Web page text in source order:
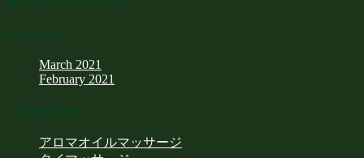
March 2021
February 2021
アロマオイルマッサージ